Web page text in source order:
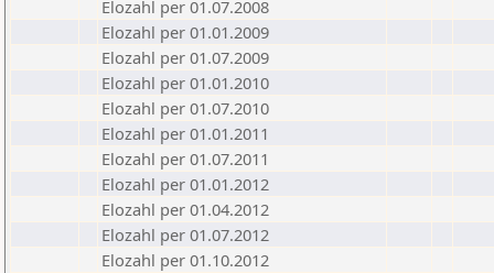
Elozahl per 01.07.2008
Elozahl per 01.01.2009
Elozahl per 01.07.2009
Elozahl per 01.01.2010
Elozahl per 01.07.2010
Elozahl per 01.01.2011
Elozahl per 01.07.2011
Elozahl per 01.01.2012
Elozahl per 01.04.2012
Elozahl per 01.07.2012
Elozahl per 01.10.2012